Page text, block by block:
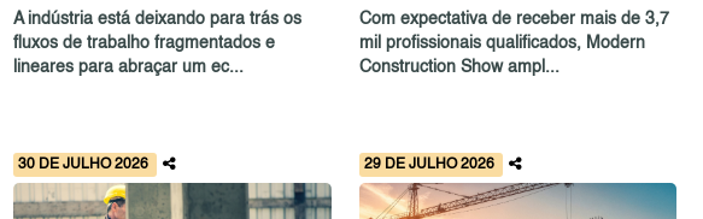
A indústria está deixando para trás os
fluxos de trabalho fragmentados e
lineares para abraçar um ec...
Com expectativa de receber mais de 3,7
mil profissionais qualificados, Modern
Construction Show ampl...
30 DE JULHO 2026 29 DE JULHO 2026